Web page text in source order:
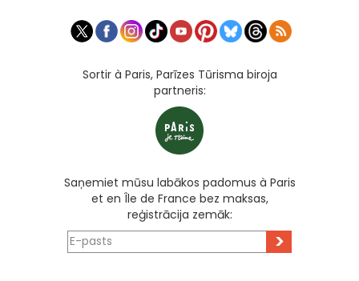
Sortir à Paris, Parīzes Tūrisma biroja
partneris:
Saņemiet mūsu labākos padomus à Paris
et en Île de France bez maksas,
reģistrācija zemāk:
>